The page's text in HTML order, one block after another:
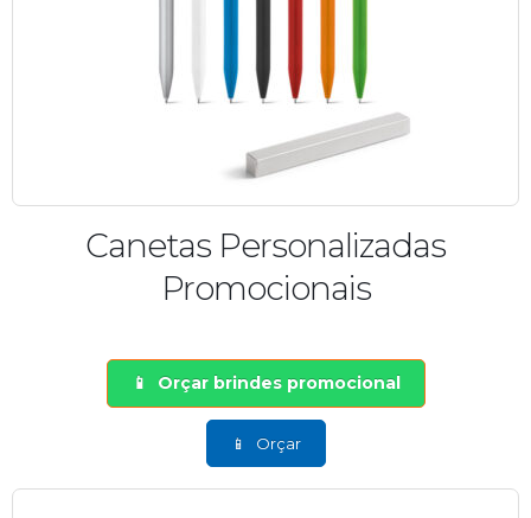
Canetas Personalizadas
Promocionais
Orçar brindes promocional
Orçar